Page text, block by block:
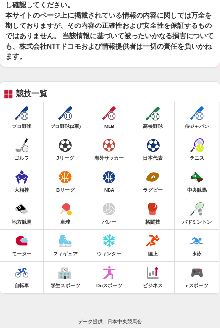
し確認してください。
本サイトのページ上に掲載されている情報の内容に関しては万全を
期しておりますが、その内容の正確性および安全性を保証するもの
ではありません。 当該情報に基づいて被ったいかなる損害について
も、株式会社NTTドコモおよび情報提供者は一切の責任を負いかね
ます。
競技一覧
プロ野球 プロ野球(2軍) MLB 高校野球 侍ジャパン
ゴルフ Jリーグ 海外サッカー 日本代表 テニス
大相撲 Bリーグ NBA ラグビー 中央競馬
地方競馬 卓球 バレー 格闘技 バドミントン
モーター フィギュア ウィンター 陸上 水泳
自転車 学生スポーツ Doスポーツ ビジネス eスポーツ
データ提供：日本中央競馬会